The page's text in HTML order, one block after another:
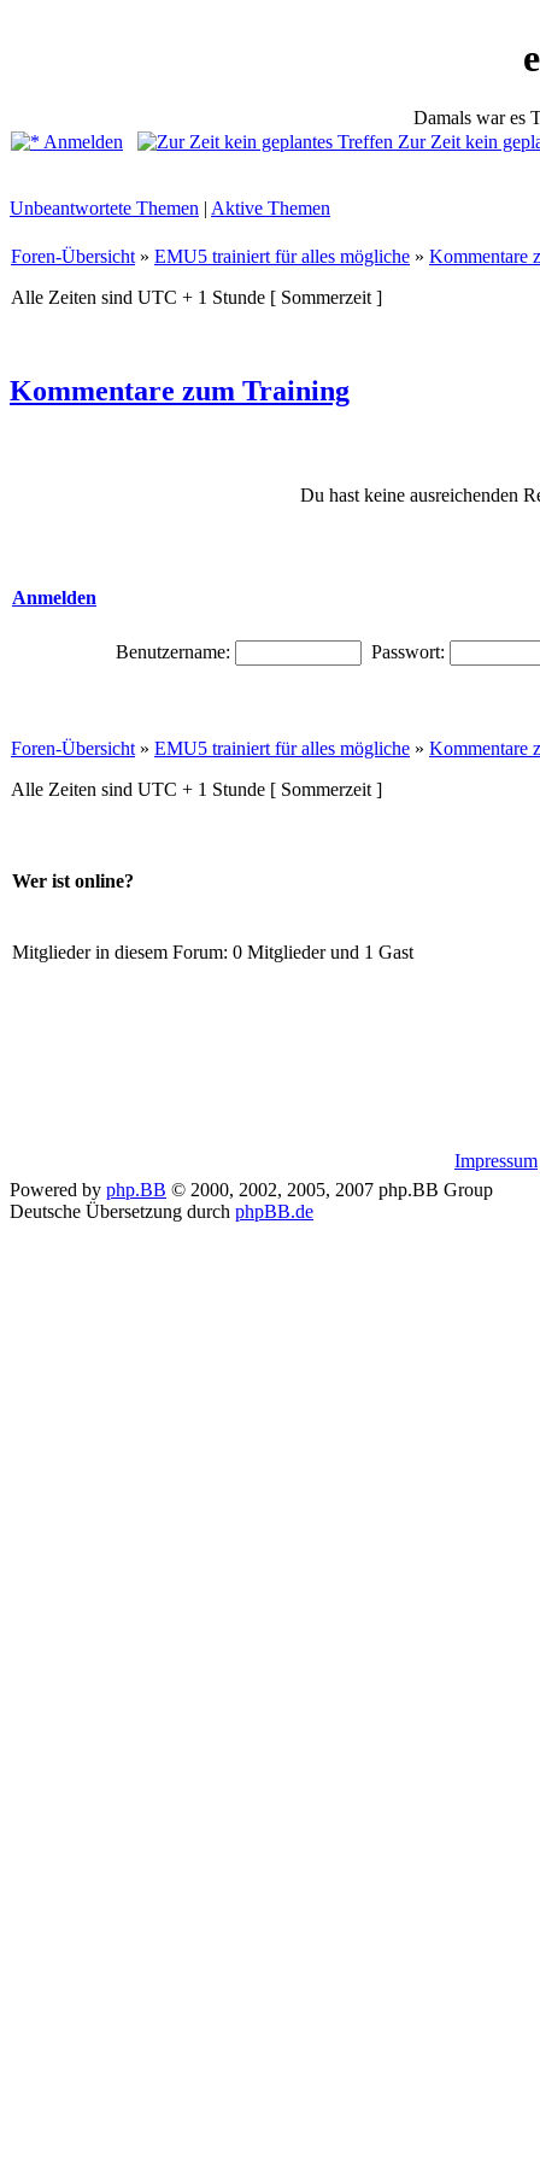
Damals war es
Anmelden
Zur Zeit kein
Unbeantwortete Themen | Aktive Themen
Foren-Übersicht » EMU5 trainiert für alles mögliche » Kommentare
Alle Zeiten sind UTC + 1 Stunde [ Sommerzeit ]
Kommentare zum Training
Du hast keine ausreichenden
Anmelden
Benutzername: Passwort:
Foren-Übersicht » EMU5 trainiert für alles mögliche » Kommentare
Alle Zeiten sind UTC + 1 Stunde [ Sommerzeit ]
Wer ist online?
Mitglieder in diesem Forum: 0 Mitglieder und 1 Gast
Impressum
Powered by php.BB © 2000, 2002, 2005, 2007 php.BB Group
Deutsche Übersetzung durch phpBB.de